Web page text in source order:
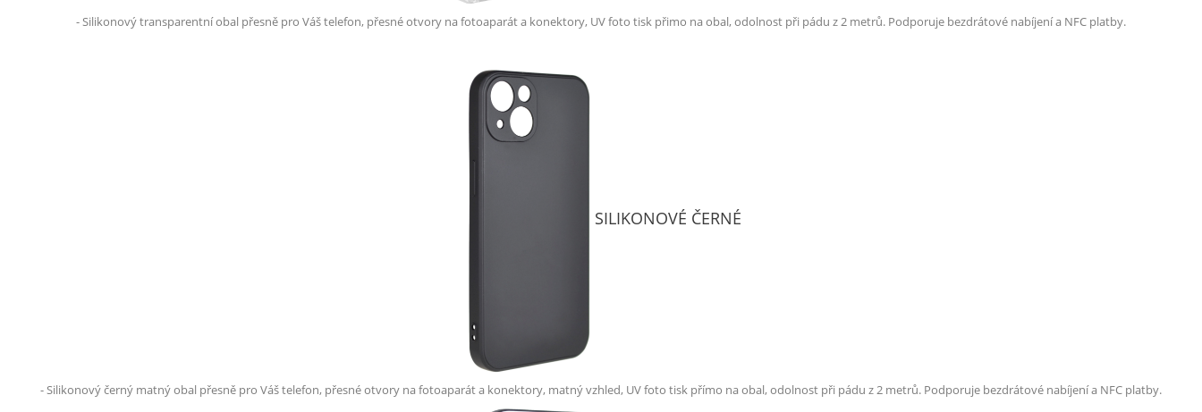
- Silikonový transparentní obal přesně pro Váš telefon, přesné otvory na fotoaparát a konektory, UV foto tisk přimo na obal, odolnost při pádu z 2 metrů. Podporuje bezdrátové nabíjení a NFC platby.
SILIKONOVÉ ČERNÉ
- Silikonový černý matný obal přesně pro Váš telefon, přesné otvory na fotoaparát a konektory, matný vzhled, UV foto tisk přímo na obal, odolnost při pádu z 2 metrů. Podporuje bezdrátové nabíjení a NFC platby.